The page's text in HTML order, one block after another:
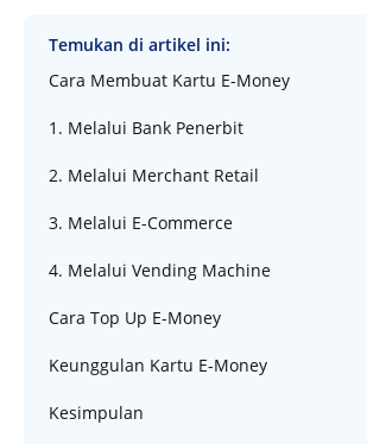
Temukan di artikel ini:
Cara Membuat Kartu E-Money
1. Melalui Bank Penerbit
2. Melalui Merchant Retail
3. Melalui E-Commerce
4. Melalui Vending Machine
Cara Top Up E-Money
Keunggulan Kartu E-Money
Kesimpulan